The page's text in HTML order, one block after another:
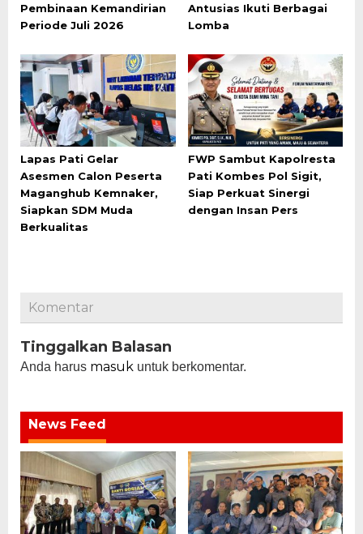
Pembinaan Kemandirian
Periode Juli 2026
Antusias Ikuti Berbagai
Lomba
Lapas Pati Gelar
Asesmen Calon Peserta
Maganghub Kemnaker,
Siapkan SDM Muda
Berkualitas
FWP Sambut Kapolresta
Pati Kombes Pol Sigit,
Siap Perkuat Sinergi
dengan Insan Pers
Komentar
Tinggalkan Balasan
Anda harus masuk untuk berkomentar.
News Feed